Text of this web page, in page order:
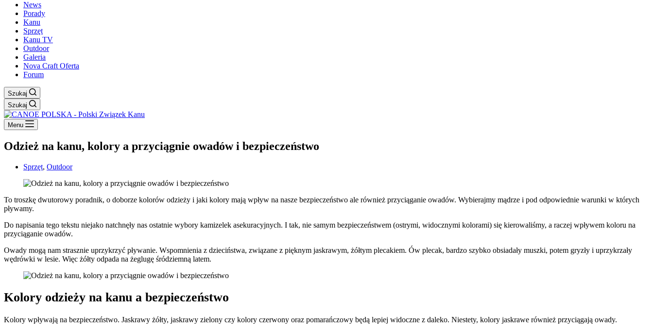
News
Porady
Kanu
Sprzęt
Kanu TV
Outdoor
Galeria
Nova Craft Oferta
Forum
Szukaj
Szukaj
Menu
Odzież na kanu, kolory a przyciągnie owadów i bezpieczeństwo
Sprzęt, Outdoor
To troszkę dwutorowy poradnik, o doborze kolorów odzieży i jaki kolory mają wpływ na nasze bezpieczeństwo ale również przyciąganie owadów. Wybierajmy mądrze i pod odpowiednie warunki w których
pływamy.
Do napisania tego tekstu niejako natchnęły nas ostatnie wybory kamizelek asekuracyjnych. I tak, nie samym bezpieczeństwem (ostrymi, widocznymi kolorami) się kierowaliśmy, a raczej wpływem koloru na
przyciąganie owadów.
Owady mogą nam strasznie uprzykrzyć pływanie. Wspomnienia z dzieciństwa, związane z pięknym jaskrawym, żółtym plecakiem. Ów plecak, bardzo szybko obsiadały muszki, potem gryzły i uprzykrzały
wędrówki w lesie. Więc żółty odpada na żeglugę śródziemną latem.
Kolory odzieży na kanu a bezpieczeństwo
Kolory wpływają na bezpieczeństwo. Jaskrawy żółty, jaskrawy zielony czy kolory czerwony oraz pomarańczowy będą lepiej widoczne z daleko. Niestety, kolory jaskrawe również przyciągają owady.